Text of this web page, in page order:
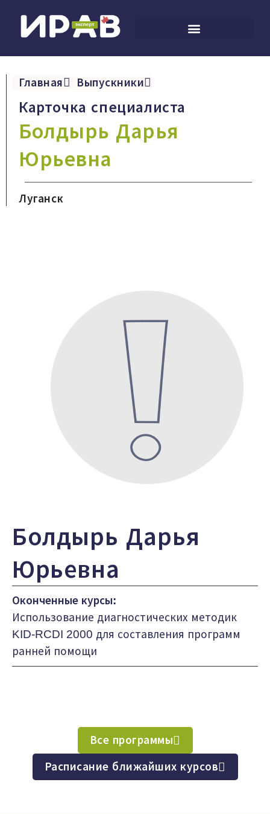
Главная Выпускники
Карточка специалиста
Болдырь Дарья
Юрьевна
Луганск
Болдырь Дарья
Юрьевна
Оконченные курсы:
Использование диагностических методик
KID-RCDI 2000 для составления программ
ранней помощи
Все программы
Расписание ближайших курсов